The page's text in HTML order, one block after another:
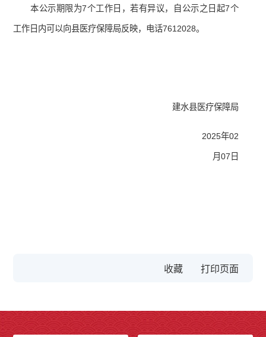
本公示期限为7个工作日，若有异议，自公示之日起7个
工作日内可以向县医疗保障局反映，电话7612028。
建水县医疗保障局
2025年02
月07日
收藏